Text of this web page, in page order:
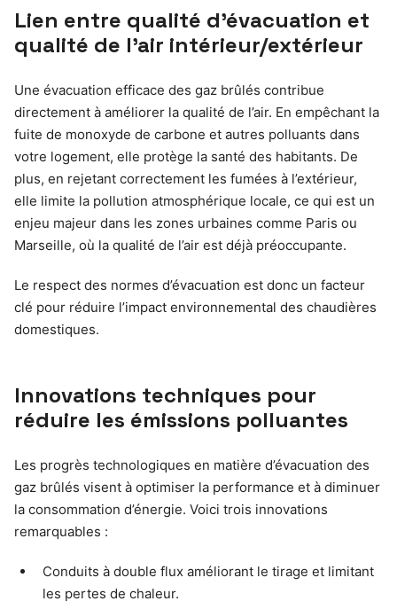
Lien entre qualité d’évacuation et
qualité de l’air intérieur/extérieur
Une évacuation efficace des gaz brûlés contribue
directement à améliorer la qualité de l’air. En empêchant la
fuite de monoxyde de carbone et autres polluants dans
votre logement, elle protège la santé des habitants. De
plus, en rejetant correctement les fumées à l’extérieur,
elle limite la pollution atmosphérique locale, ce qui est un
enjeu majeur dans les zones urbaines comme Paris ou
Marseille, où la qualité de l’air est déjà préoccupante.
Le respect des normes d’évacuation est donc un facteur
clé pour réduire l’impact environnemental des chaudières
domestiques.
Innovations techniques pour
réduire les émissions polluantes
Les progrès technologiques en matière d’évacuation des
gaz brûlés visent à optimiser la performance et à diminuer
la consommation d’énergie. Voici trois innovations
remarquables :
Conduits à double flux améliorant le tirage et limitant
les pertes de chaleur.